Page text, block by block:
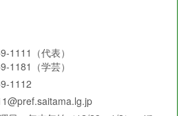
1111（代表）
1181（学芸）
1112